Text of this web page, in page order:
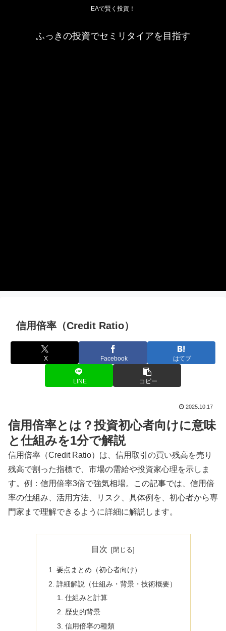
EAで賢く投資！
ふっきの投資でセミリタイアを目指す
信用倍率（Credit Ratio）
X Facebook はてブ
LINE コピー
2025.10.17
信用倍率とは？投資初心者向けに意味
と仕組みを1分で解説
信用倍率（Credit Ratio）は、信用取引の買い残高を売り
残高で割った指標で、市場の需給や投資家心理を示しま
す。例：信用倍率3倍で強気相場。この記事では、信用倍
率の仕組み、活用方法、リスク、具体例を、初心者から専
門家まで理解できるように詳細に解説します。
目次
要点まとめ（初心者向け）
詳細解説（仕組み・背景・技術概要）
仕組みと計算
歴史的背景
信用倍率の種類